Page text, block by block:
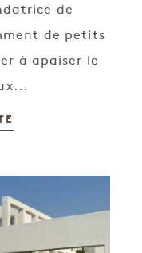
de
de petits
à apaiser le